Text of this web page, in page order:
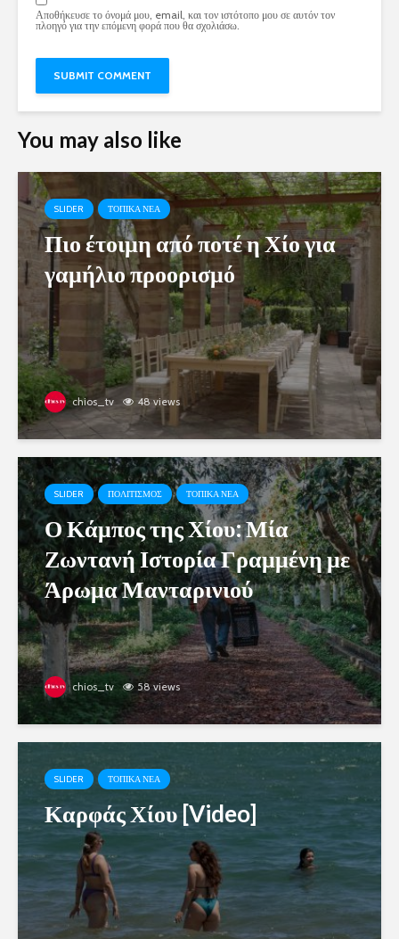
Αποθήκευσε το όνομά μου, email, και τον ιστότοπο μου σε αυτόν τον
πλοηγό για την επόμενη φορά που θα σχολιάσω.
You may also like
SLIDER ΤΟΠΙΚΑ ΝΕΑ
Πιο έτοιμη από ποτέ η Χίο για
γαμήλιο προορισμό
chios_tv 48 views
SLIDER ΠΟΛΙΤΙΣΜΟΣ ΤΟΠΙΚΑ ΝΕΑ
Ο Κάμπος της Χίου: Μία
Ζωντανή Ιστορία Γραμμένη με
Άρωμα Μανταρινιού
chios_tv 58 views
SLIDER ΤΟΠΙΚΑ ΝΕΑ
Καρφάς Χίου [Video]